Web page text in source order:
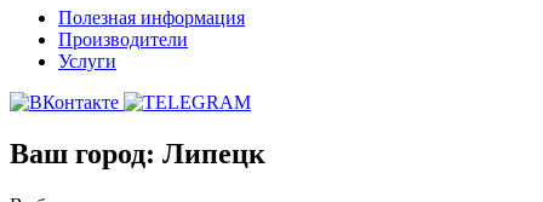
Полезная информация
Производители
Услуги
Ваш город: Липецк